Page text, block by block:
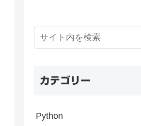
カテゴリー
Python